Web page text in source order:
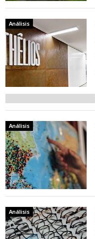
Análisis
Análisis
Análisis